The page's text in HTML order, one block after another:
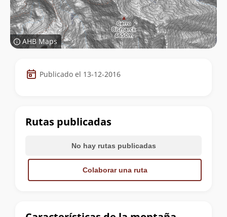
AHB Maps
Datos
de
cumbre
Publicado el 13-12-2016
Rutas publicadas
No hay rutas publicadas
Colaborar una ruta